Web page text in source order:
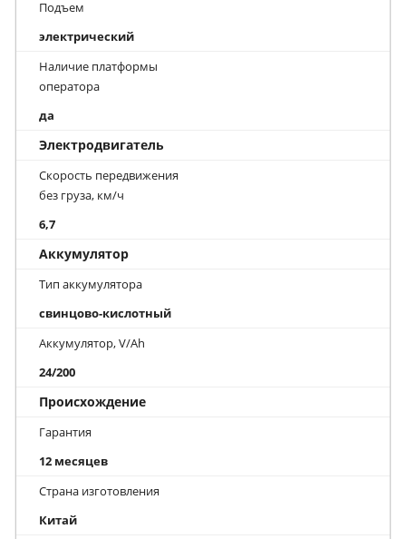
Подъем
электрический
Наличие платформы
оператора
да
Электродвигатель
Скорость передвижения
без груза, км/ч
6,7
Аккумулятор
Тип аккумулятора
свинцово-кислотный
Аккумулятор, V/Ah
24/200
Происхождение
Гарантия
12 месяцев
Страна изготовления
Китай